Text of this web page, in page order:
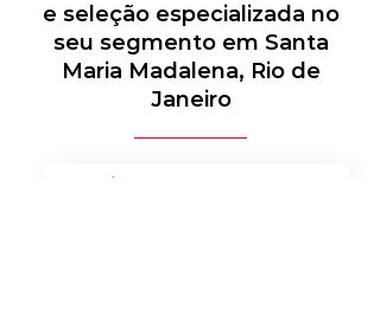
e seleção especializada no
seu segmento em Santa
Maria Madalena, Rio de
Janeiro